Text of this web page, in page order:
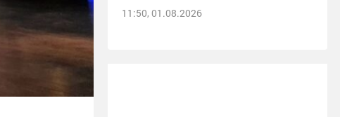
11:50, 01.08.2026